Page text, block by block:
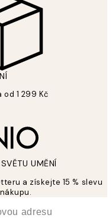
1 299 Kč
UMĚNÍ
a získejte 15 % slevu